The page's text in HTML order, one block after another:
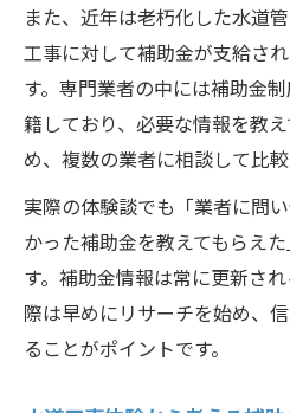
また、近年は老朽化した水道
工事に対して補助金が支給さ
す。専門業者の中には補助金
籍しており、必要な情報を教
め、複数の業者に相談して比
実際の体験談でも「業者に問
かった補助金を教えてもらえ
す。補助金情報は常に更新さ
際は早めにリサーチを始め、
ることがポイントです。